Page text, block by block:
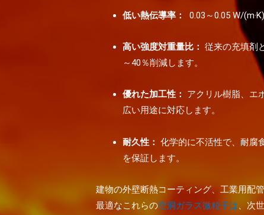
低い熱伝導率： 0.03～0.05 W/
高い強度対重量比： 従来の充填剤
～40％削減します。
優れた加工性：
アクリル樹脂、エ
広い用途に対応します。
耐久性： 化学的に不活性で、耐腐
を保証します。
建物の外壁断熱コーティング、工業用配
最適なこれらの空洞ガラス微粒子は、次